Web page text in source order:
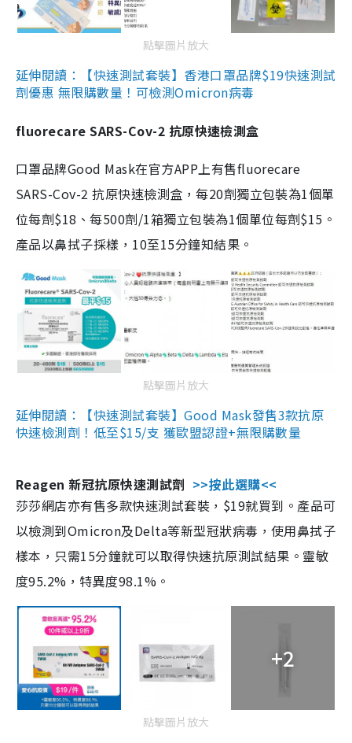
點擊圖片放大
延伸閱讀：【快速測試套裝】香港口罩品牌$19快速測試
劑優惠 無限購數量！可檢測Omicron病毒
fluorecare SARS-Cov-2 抗原快速檢測盒
口罩品牌Good Mask在官方APP上有售fluorecare
SARS-Cov-2 抗原快速檢測盒，每20劑獨立包裝為1個單
位每劑$18、每500劑/1箱獨立包裝為1個單位每劑$15。
產品以鼻拭子採樣，10至15分鐘知結果。
點擊圖片放大
延伸閱讀：【快速測試套裝】Good Mask發售3款抗原
快速檢測劑！低至$15/支 獲歐盟認證+無限購數量
Reagen 新冠抗原快速測試劑 >>按此選購<<
莎莎網店亦有售多款快速測試套裝，$19就買到。產品可
以檢測到Omicron及Delta等新型冠狀病毒，使用鼻拭子
樣本，只需15分鐘就可以取得快速抗原測試結果。靈敏
度95.2%，特異度98.1%。
+2
點擊圖片放大